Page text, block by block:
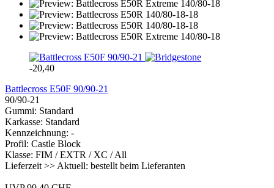
-20,40
Battlecross E50F 90/90-21
90/90-21
Gummi: Standard
Karkasse: Standard
Kennzeichnung: -
Profil: Castle Block
Klasse: FIM / EXTR / XC / All
Lieferzeit >> Aktuell: bestellt beim Lieferanten